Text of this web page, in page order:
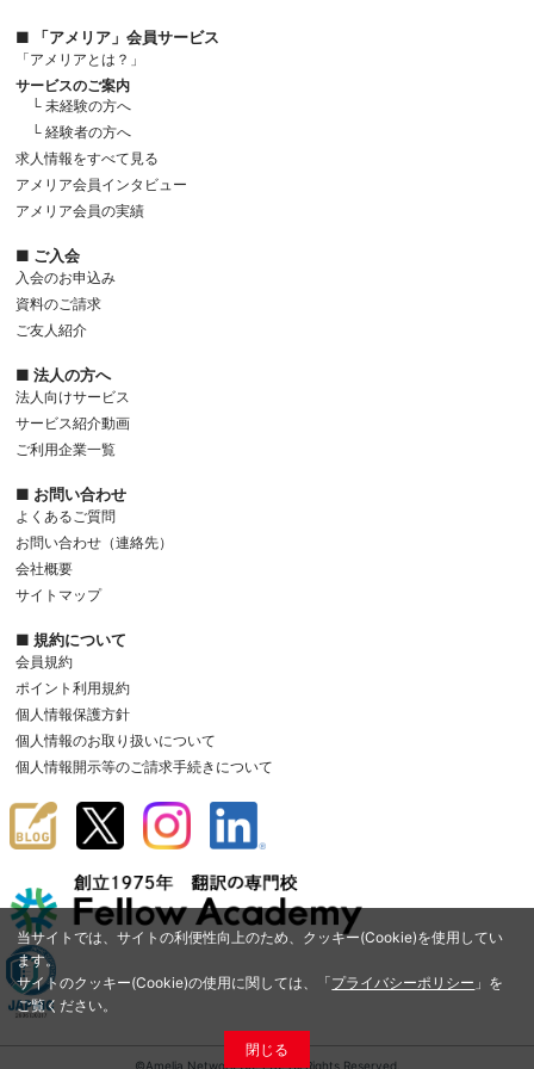
当サイトでは、サイトの利便性向上のため、クッキー(Cookie)を使用してい
ます。
サイトのクッキー(Cookie)の使用に関しては、「プライバシーポリシー 」を
ご覧ください。
閉じる
■ 「アメリア」会員サービス
「アメリアとは？」
サービスのご案内
└ 未経験の方へ
└ 経験者の方へ
求人情報をすべて見る
アメリア会員インタビュー
アメリア会員の実績
■ ご入会
入会のお申込み
資料のご請求
ご友人紹介
■ 法人の方へ
法人向けサービス
サービス紹介動画
ご利用企業一覧
■ お問い合わせ
よくあるご質問
お問い合わせ（連絡先）
会社概要
サイトマップ
■ 規約について
会員規約
ポイント利用規約
個人情報保護方針
個人情報のお取り扱いについて
個人情報開示等のご請求手続きについて
©Amelia Network Co.,Ltd. All Rights Reserved.